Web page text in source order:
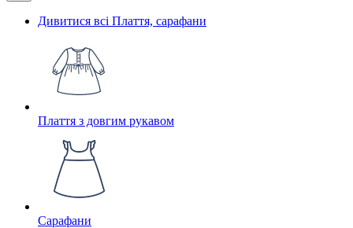
Дивитися всі Плаття, сарафани
Плаття з довгим рукавом
Сарафани